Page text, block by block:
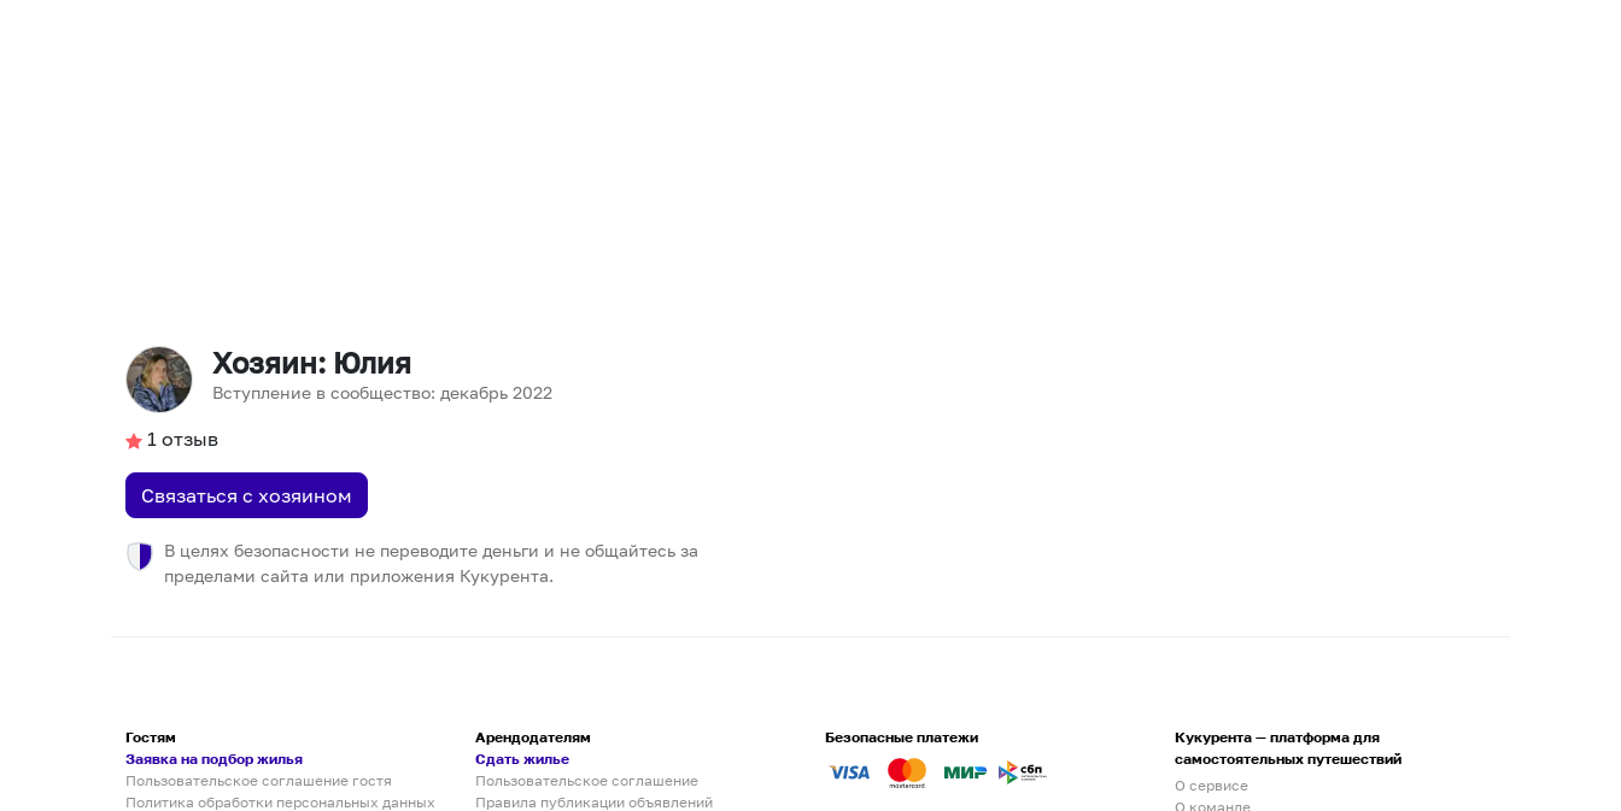
Хозяин: Юлия
Вступление в сообщество: декабрь 2022
1 отзыв
Связаться с хозяином
В целях безопасности не переводите деньги и не общайтесь за
пределами сайта или приложения Кукурента.
Гостям
Заявка на подбор жилья
Пользовательское соглашение гостя
Политика обработки персональных данных
Арендодателям
Сдать жилье
Пользовательское соглашение
Правила публикации объявлений
Безопасные платежи
Кукурента — платформа для
самостоятельных путешествий
О сервисе
О команде